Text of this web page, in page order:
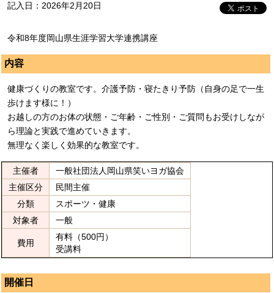
記入日：2026年2月20日
令和8年度岡山県生涯学習大学連携講座
内容
健康づくりの教室です。介護予防・寝たきり予防（自身の足で一生
歩けます様に！）
お越しの方のお体の状態・ご年齢・ご性別・ご質問もお受けしなが
ら理論と実践で進めていきます。
無理なく楽しく効果的な教室です。
主催者
一般社団法人岡山県笑いヨガ協会
主催区分
民間主催
分類
スポーツ・健康
対象者
一般
費用
有料（500円）
受講料
開催日